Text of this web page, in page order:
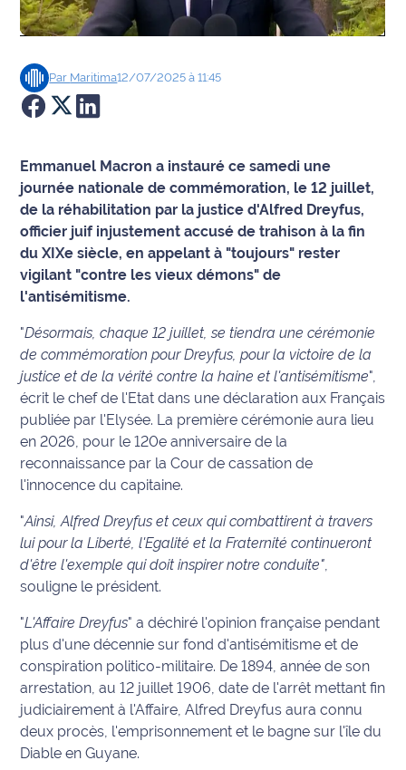
Société
Économie
Emploi
Info
route
Justice
Météo
Politique
Santé
Social
Transport
National
International
Municipales
2026
Par Maritima12/07/2025 à 11:45
Emmanuel Macron a instauré ce samedi une
journée nationale de commémoration, le 12 juillet,
de la réhabilitation par la justice d'Alfred Dreyfus,
officier juif injustement accusé de trahison à la fin
du XIXe siècle, en appelant à "toujours" rester
vigilant "contre les vieux démons" de
l'antisémitisme.
"Désormais, chaque 12 juillet, se tiendra une cérémonie
de commémoration pour Dreyfus, pour la victoire de la
justice et de la vérité contre la haine et l'antisémitisme",
écrit le chef de l'Etat dans une déclaration aux Français
publiée par l'Elysée. La première cérémonie aura lieu
en 2026, pour le 120e anniversaire de la
reconnaissance par la Cour de cassation de
l'innocence du capitaine.
"Ainsi, Alfred Dreyfus et ceux qui combattirent à travers
lui pour la Liberté, l'Egalité et la Fraternité continueront
d'être l'exemple qui doit inspirer notre conduite"
souligne le président.
"L'Affaire Dreyfus" a déchiré l'opinion française pendant
plus d'une décennie sur fond d'antisémitisme et de
conspiration politico-militaire. De 1894, année de son
arrestation, au 12 juillet 1906, date de l'arrêt mettant fin
judiciairement à l'Affaire, Alfred Dreyfus aura connu
deux procès, l'emprisonnement et le bagne sur l'île du
Diable en Guyane.